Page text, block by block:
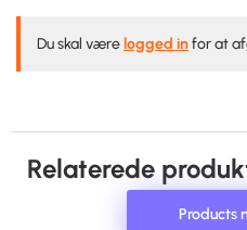
Du skal værelogged infor at
Relaterede
Products